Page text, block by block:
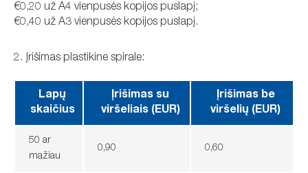
€0,20 už A4 vienpusės kopijos puslapį;
€0,40 už А3 vienpusės kopijos puslapį.
2. Įrišimas plastikine spirale:
Lapų
skaičius
Įrišimas su
viršeliais (EUR)
Įrišimas be
viršelių (EUR)
50 ar
mažiau
0,90 0,60